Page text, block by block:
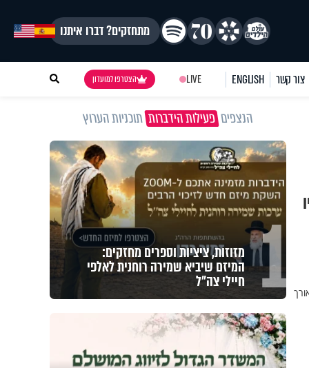
מתחזקים? דברו איתנו
צור קשר ENGLISH
LIVE הצטרפו למועדון
הנצפיםפעילות הידברותתוכניות הערוץ
1 מזוזות, ציציות וספרים מחזקים:
המיזם שיביא שמירה רוחנית לאלפי
חיילי צה"ל